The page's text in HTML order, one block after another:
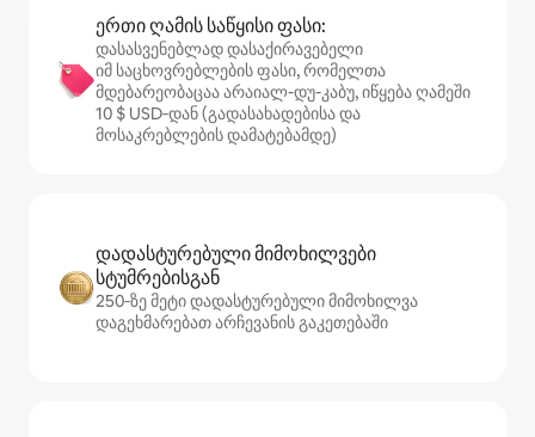
ერთი ღამის საწყისი ფასი:
დასასვენებლად დასაქირავებელი
იმ საცხოვრებლების ფასი, რომელთა
მდებარეობაცაა არაიალ-დუ-კაბუ, იწყება ღამეში
10 $ USD‑დან (გადასახადებისა და
მოსაკრებლების დამატებამდე)
დადასტურებული მიმოხილვები
სტუმრებისგან
250‑ზე მეტი დადასტურებული მიმოხილვა
დაგეხმარებათ არჩევანის გაკეთებაში